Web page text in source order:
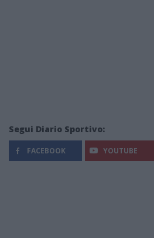
Segui Diario Sportivo:
FACEBOOK YOUTUBE